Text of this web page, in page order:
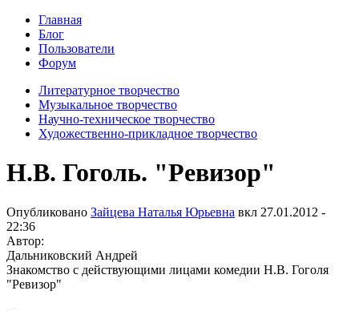
Главная
Блог
Пользователи
Форум
Литературное творчество
Музыкальное творчество
Научно-техническое творчество
Художественно-прикладное творчество
Н.В. Гоголь. "Ревизор"
Опубликовано Зайцева Наталья Юрьевна вкл 27.01.2012 -
22:36
Автор:
Дальниковский Андрей
Знакомство с действующими лицами комедии Н.В. Гоголя
"Ревизор"